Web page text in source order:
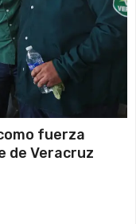
fuerza
de Veracruz